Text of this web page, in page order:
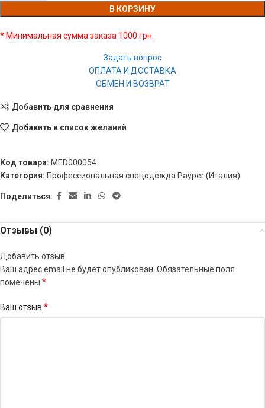
В КОРЗИНУ
* Минимальная сумма заказа 1000 грн.
Задать вопрос
ОПЛАТА И ДОСТАВКА
ОБМЕН И ВОЗВРАТ
Добавить для сравнения
Добавить в список желаний
Код товара: MED000054
Категория: Профессиональная спецодежда Payper (Италия)
Поделиться:
Отзывы (0)
Добавить отзыв
Ваш адрес email не будет опубликован. Обязательные поля
помечены *
Ваш отзыв *